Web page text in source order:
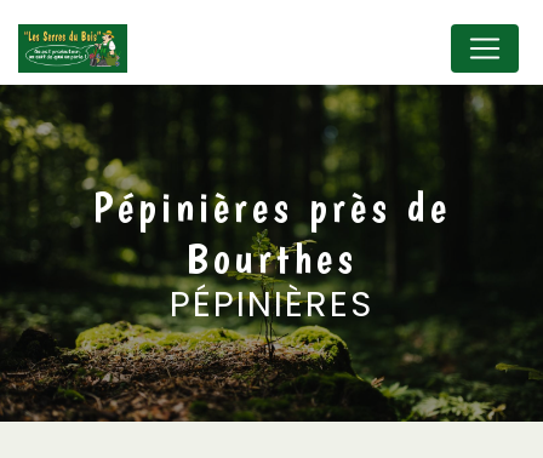
Pépinières près de
Bourthes
PÉPINIÈRES